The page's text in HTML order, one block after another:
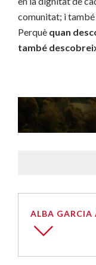
comunitat; i també
Perquè quan
també
ALBA GARCIA